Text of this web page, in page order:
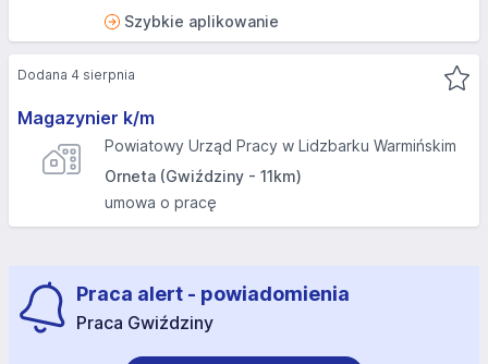
Szybkie aplikowanie
Magazynier k/m
Powiatowy Urząd Pracy w Lidzbarku Warmińskim
Orneta (Gwiździny - 11km)
umowa o pracę
Dodana 4 sierpnia
Praca alert - powiadomienia
Praca Gwiździny